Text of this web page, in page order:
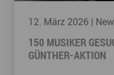
12. März 2026 |
150 MUSIKER
ÜNTHER-AKTION